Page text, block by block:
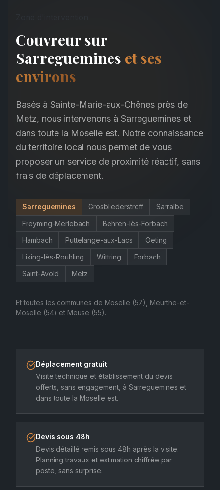
Couvreur sur
Sarreguemines et ses
environs
Basés à Sainte-Marie-aux-Chênes près de
Metz, nous intervenons à Sarreguemines et
dans toute la Moselle est. Notre connaissance
du territoire local nous permet de vous
proposer un service de proximité réactif, sans
frais de déplacement.
Sarreguemines Grosbliederstroff
Sarralbe
Freyming-Merlebach
Behren-lès-Forbach
Hambach
Puttelange-aux-Lacs
Oeting
Lixing-lès-Rouhling
Wittring
Forbach
Saint-Avold
Metz
Et toutes les communes de Moselle (57), Meurthe-et-
Moselle (54) et Meuse (55).
Déplacement gratuit
Visite technique et établissement du devis
offerts, sans engagement, à Sarreguemines et
dans toute la Moselle est.
Devis sous 48h
Devis détaillé remis sous 48h après la visite.
Planning travaux et estimation chiffrée par
poste, sans surprise.